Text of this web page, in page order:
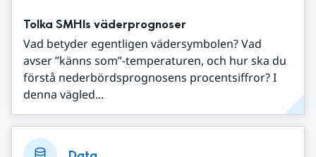
Tolka SMHIs väderprognoser
Vad betyder egentligen vädersymbolen? Vad
avser ”känns som”-temperaturen, och hur ska du
förstå nederbördsprognosens procentsiffror? I
denna vägled...